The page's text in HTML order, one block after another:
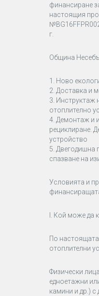
финансиране
настоящия
г.
Община
1. Ново
2. Доставка и
3. Инструктаж
отоплително
4. Демонтаж и
рециклиране.
устройство
5. Двегодишна
спазване на
Условията и
I. Кой може да
По
отоплителни
Физически
едноетажни
камини и др.)